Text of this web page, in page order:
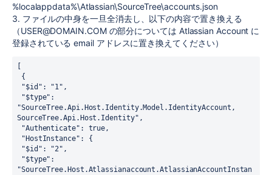
%localappdata%\Atlassian\SourceTree\accounts.json
3. ファイルの中身を一旦全消去し、以下の内容で置き換える
（USER@DOMAIN.COM の部分については Atlassian Account に
登録されている email アドレスに置き換えてください）
{
"$id": "1",
"SourceTree.Api.Host.Identity.Model.IdentityAccount,
SourceTree.Api.Host.Identity",
"Authenticate": true,
"HostInstance": {
"$id": "2",
"SourceTree.Host.Atlassianaccount.AtlassianAccountInstan